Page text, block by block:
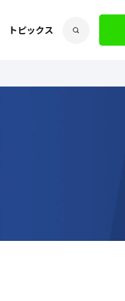
トピックス